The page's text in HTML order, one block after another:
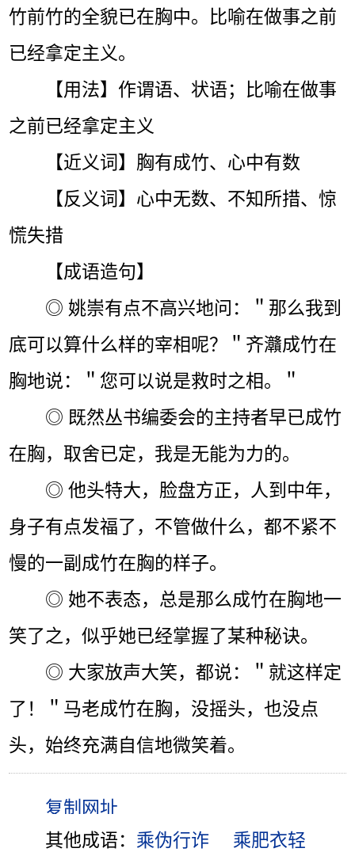
竹前竹的全貌已在胸中。比喻在做事之前
已经拿定主义。
【用法】作谓语、状语；比喻在做事
之前已经拿定主义
【近义词】胸有成竹、心中有数
【反义词】心中无数、不知所措、惊
慌失措
【成语造句】
◎ 姚崇有点不高兴地问：＂那么我到
底可以算什么样的宰相呢？＂齐灨成竹在
胸地说：＂您可以说是救时之相。＂
◎ 既然丛书编委会的主持者早已成竹
在胸，取舍已定，我是无能为力的。
◎ 他头特大，脸盘方正，人到中年，
身子有点发福了，不管做什么，都不紧不
慢的一副成竹在胸的样子。
◎ 她不表态，总是那么成竹在胸地一
笑了之，似乎她已经掌握了某种秘诀。
◎ 大家放声大笑，都说：＂就这样定
了！＂马老成竹在胸，没摇头，也没点
头，始终充满自信地微笑着。
其他成语： 乘伪行诈 乘肥衣轻